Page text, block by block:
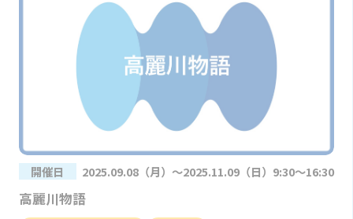
開催日 2025.09.08（月）～2025.11.09（日）9:30～16:30
高麗川物語